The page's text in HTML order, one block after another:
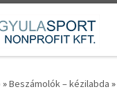
»Beszámolók – kézilabda »